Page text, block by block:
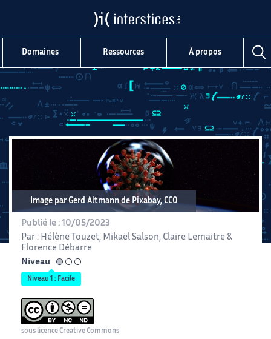
Domaines Ressources À propos
Image par Gerd Altmannde Pixabay, CC0
Publié le : 10/05/2023
Par : Hélène Touzet, Mikaël Salson, Claire Lemaitre &
Florence Débarre
Niveau
facile
Niveau 1 : Facile
sous licence Creative Commons